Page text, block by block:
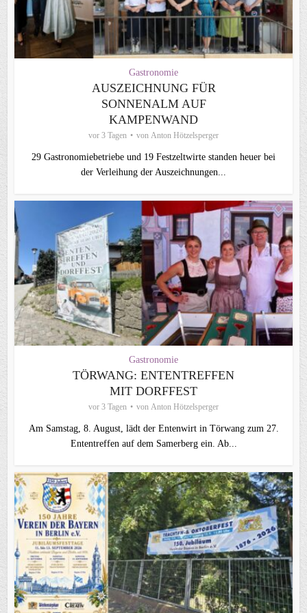
Gastronomie
AUSZEICHNUNG FÜR
SONNENALM AUF
KAMPENWAND
vor 3 Tagen von Anton Hötzelsperger
29 Gastronomiebetriebe und 19 Festzeltwirte standen heuer bei
der Verleihung der Auszeichnungen...
Gastronomie
TÖRWANG: ENTENTREFFEN
MIT DORFFEST
vor 3 Tagen von Anton Hötzelsperger
Am Samstag, 8. August, lädt der Entenwirt in Törwang zum 27.
Ententreffen auf dem Samerberg ein. Ab...